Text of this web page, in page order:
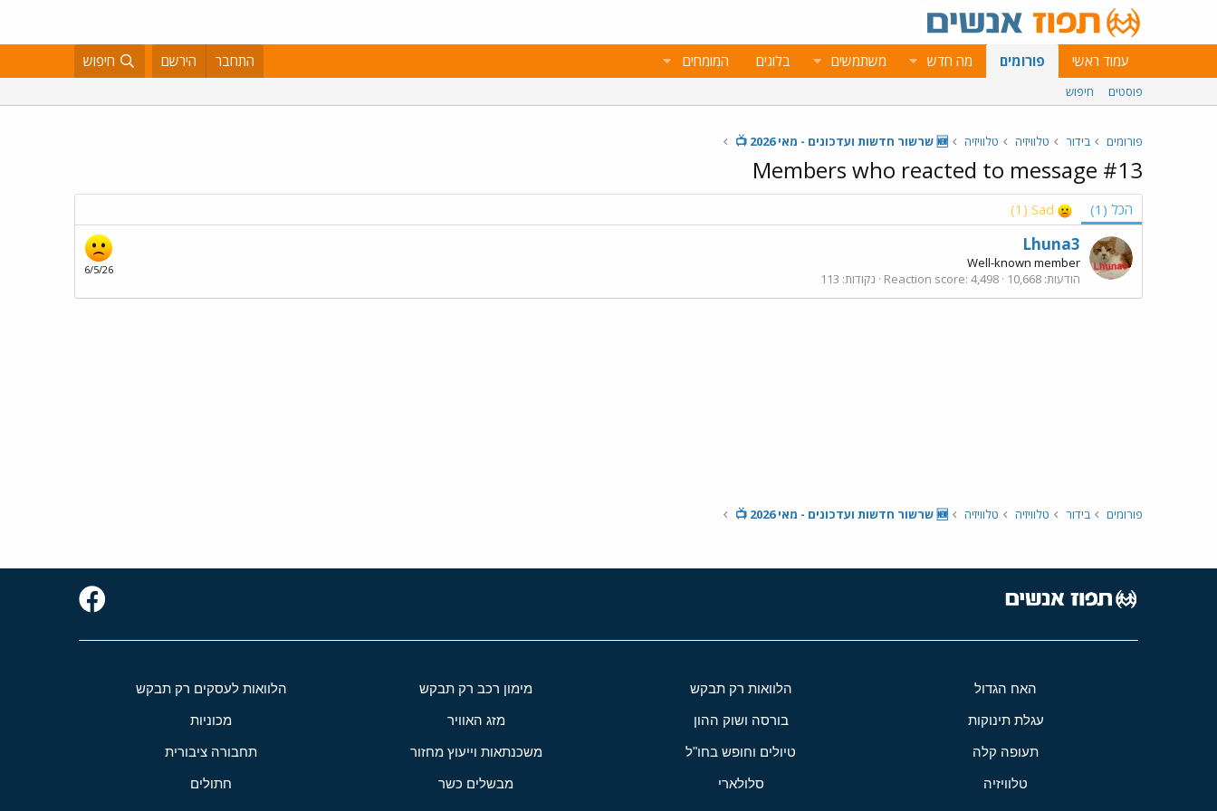
עמוד ראשי פורומים מה חדש משתמשים בלוגים המומחים התחבר הירשם חיפוש
פוסטים חיפוש
פורומים בידור טלוויזיה טלוויזיה 🆕 שרשור חדשות ועדכונים - מאי 2026 📺
Members who reacted to message #13
הכל (1)
Sad
(1)
6/5/26
Lhuna3
Well-known member
הודעות 10,668
Reaction score 4,498 נקודות 113
פורומים בידור טלוויזיה טלוויזיה 🆕 שרשור חדשות ועדכונים - מאי 2026 📺
האח הגדול הלוואות רק תבקש מימון רכב רק תבקש הלוואות לעסקים רק תבקש
עגלת תינוקות בורסה ושוק ההון מזג האוויר מכוניות
תעופה קלה טיולים וחופש בחו"ל משכנתאות וייעוץ מחזור תחבורה ציבורית
טלוויזיה סלולארי מבשלים כשר חתולים